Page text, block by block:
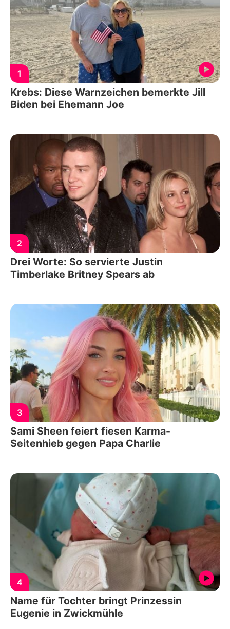
1
Krebs: Diese Warnzeichen bemerkte Jill
Biden bei Ehemann Joe
2
Drei Worte: So servierte Justin
Timberlake Britney Spears ab
3
Sami Sheen feiert fiesen Karma-
Seitenhieb gegen Papa Charlie
4
Name für Tochter bringt Prinzessin
Eugenie in Zwickmühle